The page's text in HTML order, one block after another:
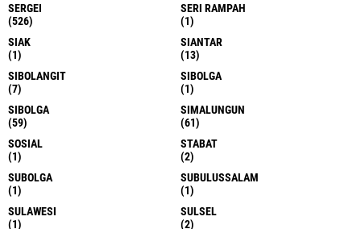
SERGEI
(526)
SERI RAMPAH
(1)
SIAK
(1)
SIANTAR
(13)
SIBOLANGIT
(7)
SIBOLGA
(1)
SIBOLGA
(59)
SIMALUNGUN
(61)
SOSIAL
(1)
STABAT
(2)
SUBOLGA
(1)
SUBULUSSALAM
(1)
SULAWESI
(1)
SULSEL
(2)